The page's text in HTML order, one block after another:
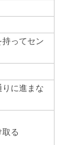
ってセン
りに進まな
る